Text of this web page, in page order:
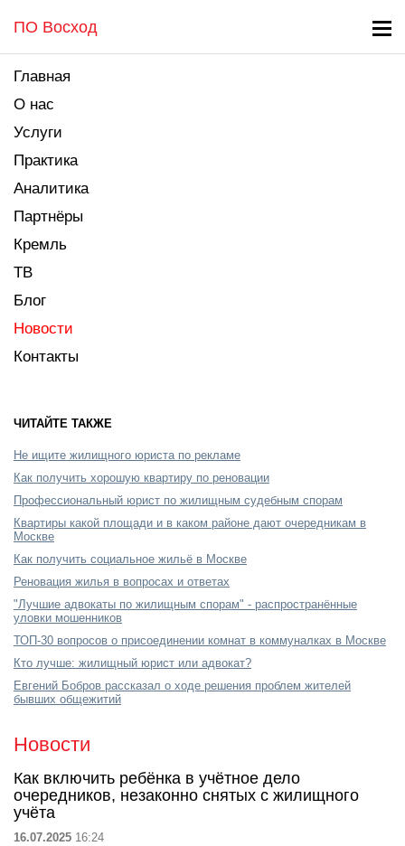
ПО Восход
Главная
О нас
Услуги
Практика
Аналитика
Партнёры
Кремль
ТВ
Блог
Новости
Контакты
ЧИТАЙТЕ ТАКЖЕ
Не ищите жилищного юриста по рекламе
Как получить хорошую квартиру по реновации
Профессиональный юрист по жилищным судебным спорам
Квартиры какой площади и в каком районе дают очередникам в
Москве
Как получить социальное жильё в Москве
Реновация жилья в вопросах и ответах
"Лучшие адвокаты по жилищным спорам" - распространённые
уловки мошенников
ТОП-30 вопросов о присоединении комнат в коммуналках в Москве
Кто лучше: жилищный юрист или адвокат?
Евгений Бобров рассказал о ходе решения проблем жителей
бывших общежитий
Новости
Как включить ребёнка в учётное дело
очередников, незаконно снятых с жилищного
учёта
16.07.2025 16:24